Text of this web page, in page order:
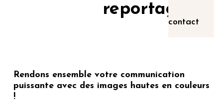
contact
reportage
Rendons ensemble votre communication
puissante avec des images hautes en couleurs
!